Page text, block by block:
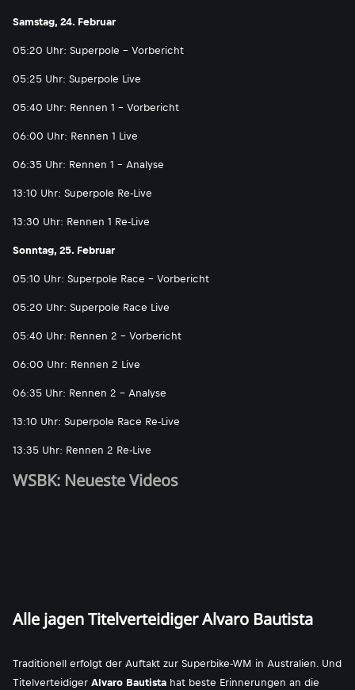
Samstag, 24. Februar
05:20 Uhr: Superpole - Vorbericht
05:25 Uhr: Superpole Live
05:40 Uhr: Rennen 1 - Vorbericht
06:00 Uhr: Rennen 1 Live
06:35 Uhr: Rennen 1 - Analyse
13:10 Uhr: Superpole Re-Live
13:30 Uhr: Rennen 1 Re-Live
Sonntag, 25. Februar
05:10 Uhr: Superpole Race - Vorbericht
05:20 Uhr: Superpole Race Live
05:40 Uhr: Rennen 2 - Vorbericht
06:00 Uhr: Rennen 2 Live
06:35 Uhr: Rennen 2 - Analyse
13:10 Uhr: Superpole Race Re-Live
13:35 Uhr: Rennen 2 Re-Live
WSBK: Neueste Videos
Alle jagen Titelverteidiger Alvaro Bautista
Traditionell erfolgt der Auftakt zur Superbike-WM in Australien. Und
Titelverteidiger Alvaro Bautista hat beste Erinnerungen an die